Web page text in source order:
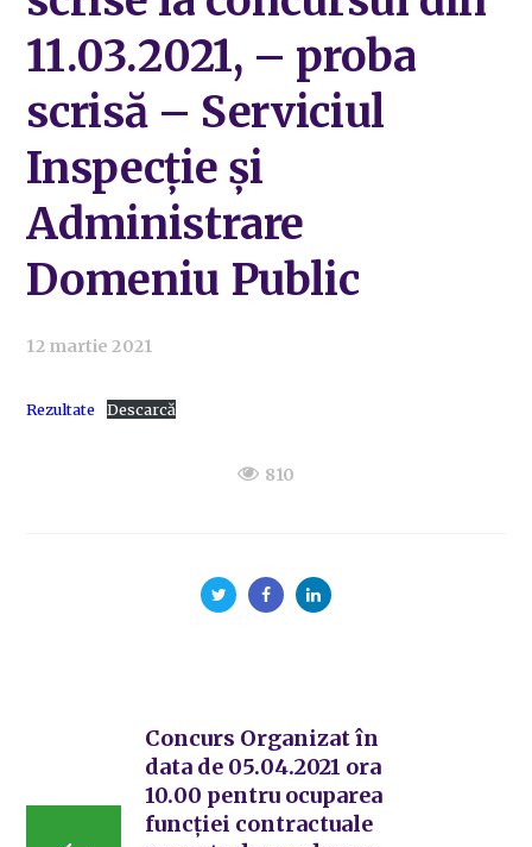
11.03.2021, – proba
scrisă – Serviciul
Inspecție și
Administrare
Domeniu Public
12 martie 2021
Rezultate Descarcă
810
Concurs Organizat în
data de 05.04.2021 ora
10.00 pentru ocuparea
funcției contractuale